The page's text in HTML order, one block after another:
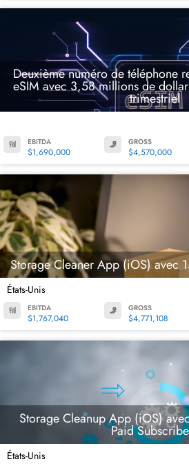
Deuxième numéro de téléphone
eSIM avec 3,58 millions de
trimestriel
EBITDA
$1,690,000
GROSS
$4,570,000
Storage Cleaner App (iOS) avec
États-Unis
EBITDA
$1,767,040
GROSS
$4,771,108
Storage Cleanup App (iOS)
Paid
États-Unis